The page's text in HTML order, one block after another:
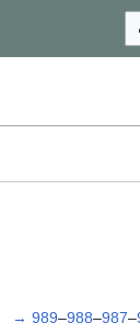
–
987
–
988
–
989
→